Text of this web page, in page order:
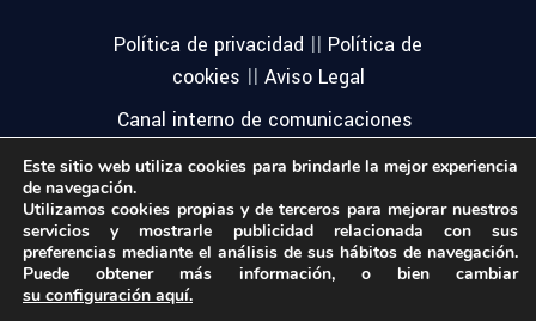
Política de privacidad || Política de
cookies || Aviso Legal
Canal interno de comunicaciones
Este sitio web utiliza cookies para brindarle la mejor experiencia
de navegación.
Utilizamos cookies propias y de terceros para mejorar nuestros
servicios y mostrarle publicidad relacionada con sus
preferencias mediante el análisis de sus hábitos de navegación.
Puede obtener más información, o bien cambiar
su configuración aquí.